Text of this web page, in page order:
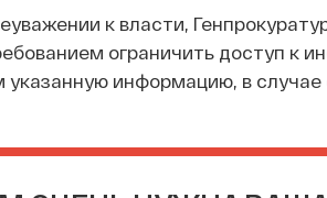
к власти,
ограничить доступ к
информацию, в случае